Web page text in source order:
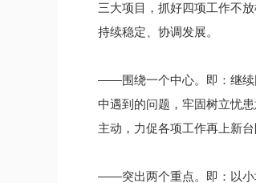
三大项目，抓好四项工作不
持续稳定、协调发展。
——围绕一个中心。即：继续
中遇到的问题，牢固树立忧
主动，力促各项工作再上新台
——突出两个重点。即：以小